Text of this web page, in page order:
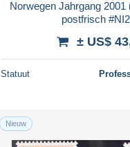
Norwegen Jahrgang 2001
postfrisch
± US$
Statuut
Nieuw